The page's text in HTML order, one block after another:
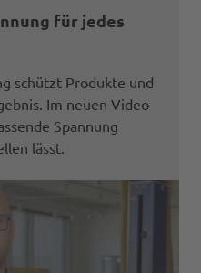
für jedes
schützt Produkte und
Im neuen Video
Spannung
lässt.